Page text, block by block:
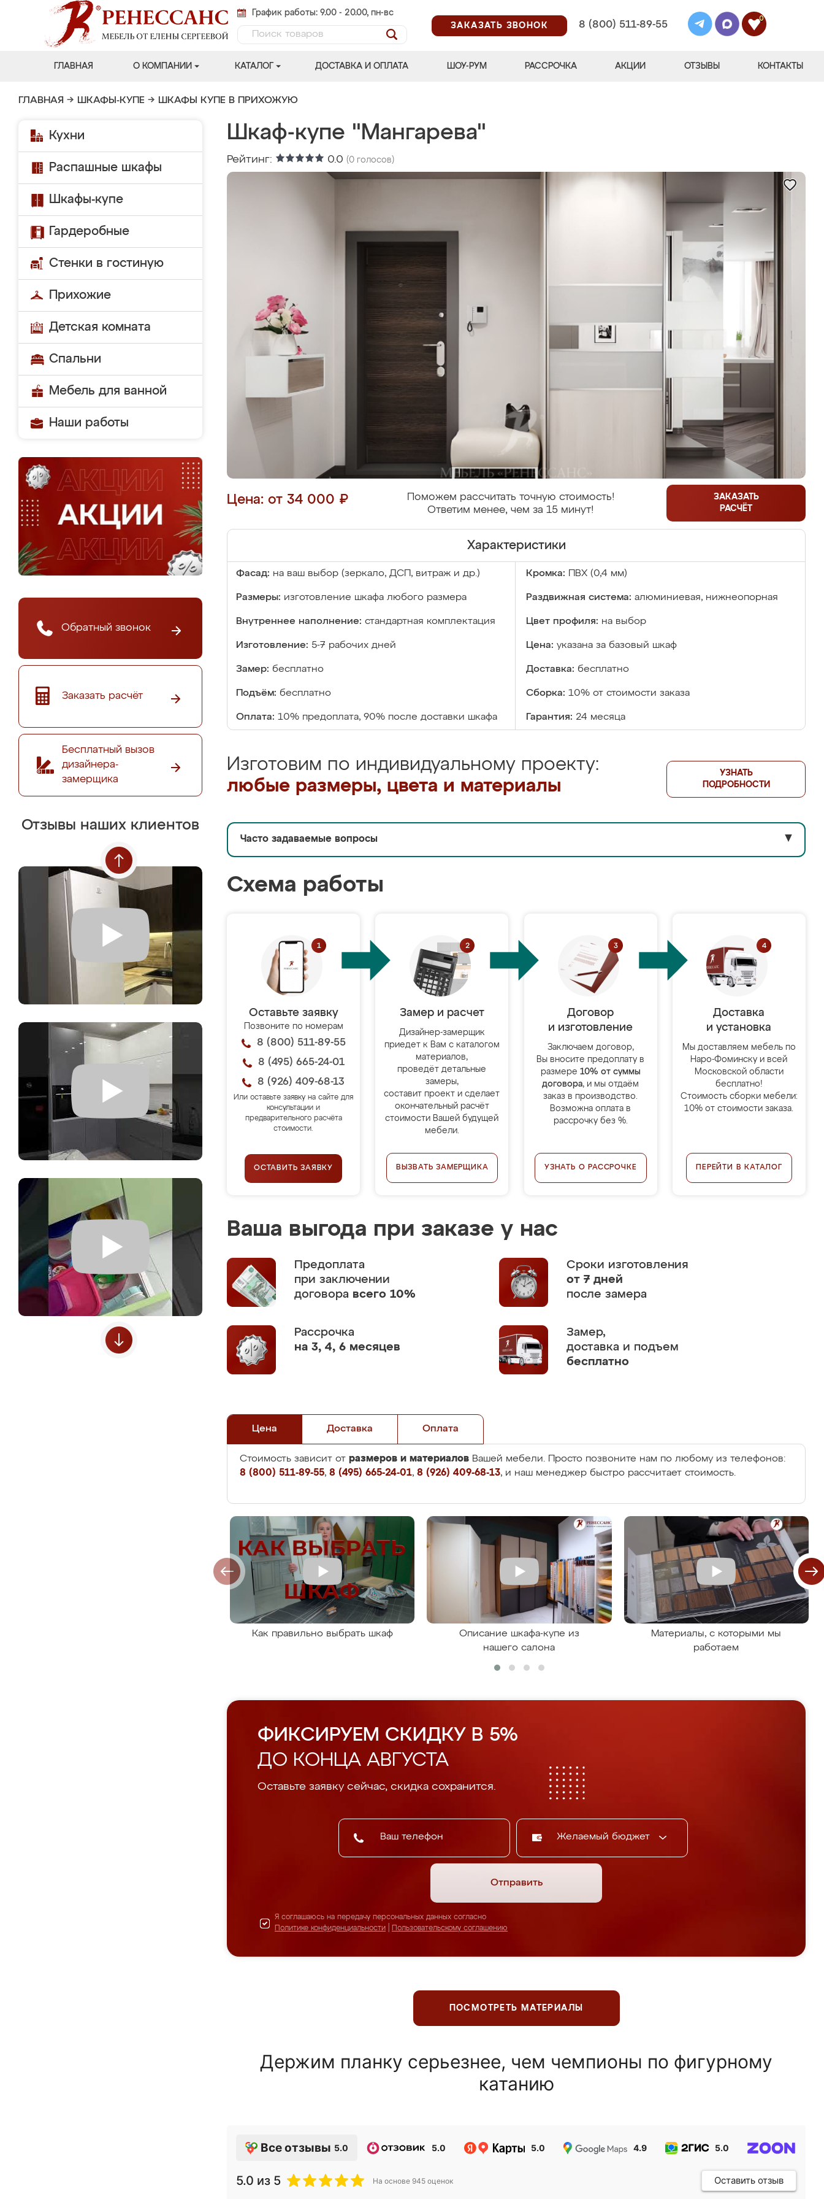
График работы: 9.00 - 20.00, пн-вс
ЗАКАЗАТЬ ЗВОНОК
8 (800) 511-89-55
0
ГЛАВНАЯ О КОМПАНИИ КАТАЛОГ ДОСТАВКА И ОПЛАТА ШОУ-РУМ РАССРОЧКА АКЦИИ ОТЗЫВЫ КОНТАКТЫ
ГЛАВНАЯ → ШКАФЫ-КУПЕ → ШКАФЫ КУПЕ В ПРИХОЖУЮ
Кухни
Распашные шкафы
Шкафы-купе
Гардеробные
Стенки в гостиную
Прихожие
Детская комната
Спальни
Мебель для ванной
Наши работы
Обратный звонок
Заказать расчёт
Бесплатный вызов
дизайнера-
замерщика
Отзывы наших клиентов
Шкаф-купе "Мангарева"
Рейтинг: 0.0 (0 голосов)
Цена: от 34 000 ₽
Поможем рассчитать точную стоимость!
Ответим менее, чем за 15 минут!
ЗАКАЗАТЬ
РАСЧЁТ
Характеристики
Фасад: на ваш выбор (зеркало, ДСП, витраж и др.) Кромка: ПВХ (0,4 мм)
Размеры: изготовление шкафа любого размера Раздвижная система: алюминиевая, нижнеопорная
Внутреннее наполнение: стандартная комплектация Цвет профиля: на выбор
Изготовление: 5-7 рабочих дней Цена: указана за базовый шкаф
Замер: бесплатно Доставка: бесплатно
Подъём: бесплатно Сборка: 10% от стоимости заказа
Оплата: 10% предоплата, 90% после доставки шкафа Гарантия: 24 месяца
Изготовим по индивидуальному проекту:
любые размеры, цвета и материалы
УЗНАТЬ
ПОДРОБНОСТИ
Часто задаваемые вопросы ▼
Схема работы
Оставьте заявку
Позвоните по номерам
8 (800) 511-89-55
8 (495) 665-24-01
8 (926) 409-68-13
Или оставьте заявку на сайте для
консультации и
предварительного расчёта
стоимости.
ОСТАВИТЬ ЗАЯВКУ
Замер и расчет
Дизайнер-замерщик
приедет к Вам с каталогом
материалов,
проведёт детальные
замеры,
составит проект и сделает
окончательный расчёт
стоимости Вашей будущей
мебели.
ВЫЗВАТЬ ЗАМЕРЩИКА
Договор
и изготовление
Заключаем договор,
Вы вносите предоплату в
размере 10% от суммы
договора, и мы отдаём
заказ в производство.
Возможна оплата в
рассрочку без %.
УЗНАТЬ О РАССРОЧКЕ
Доставка
и установка
Мы доставляем мебель по
Наро-Фоминску и всей
Московской области
бесплатно!
Стоимость сборки мебели:
10% от стоимости заказа.
ПЕРЕЙТИ В КАТАЛОГ
Ваша выгода при заказе у нас
Предоплата
при заключении
договора всего 10%
Сроки изготовления
от 7 дней
после замера
Рассрочка
на 3, 4, 6 месяцев
Замер,
доставка и подъем
бесплатно
Цена Доставка Оплата
Стоимость зависит от размеров и материалов Вашей мебели. Просто позвоните нам по любому из телефонов:
8 (800) 511-89-55, 8 (495) 665-24-01, 8 (926) 409-68-13, и наш менеджер быстро рассчитает стоимость.
Как правильно выбрать шкаф
Описание шкафа-купе из
нашего салона
Материалы, с которыми мы
работаем
ФИКСИРУЕМ СКИДКУ В 5%
ДО КОНЦА АВГУСТА
Оставьте заявку сейчас, скидка сохранится.
Желаемый бюджет
Отправить
Я соглашаюсь на передачу персональных данных согласно
Политике конфиденциальности
Пользовательскому соглашению
ПОСМОТРЕТЬ МАТЕРИАЛЫ
Держим планку серьезнее, чем чемпионы по фигурному
катанию
Все отзывы 5.0 5.0 5.0 4.9 5.0
5.0 из 5 На основе 945 оценок Оставить отзыв